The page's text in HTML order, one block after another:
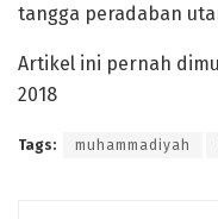
tangga peradaban
Artikel ini pernah
2018
Tags: muhammadiyah